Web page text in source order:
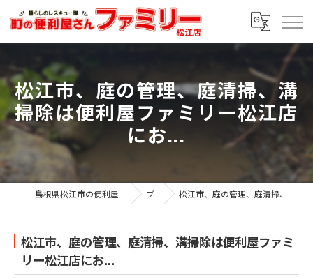
松江市、庭の管理、庭清掃、溝
掃除は便利屋ファミリー松江店
にお...
ブログ 松江市、庭の管理、庭清掃、溝掃除は便利屋ファミリー松江店にお...
松江市、庭の管理、庭清掃、溝掃除は便利屋ファミ
リー松江店にお...